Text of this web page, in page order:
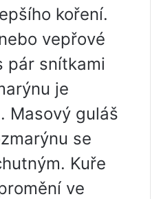
koření.
vepřové
pár snítkami
je
Masový guláš
se
Kuře
ve